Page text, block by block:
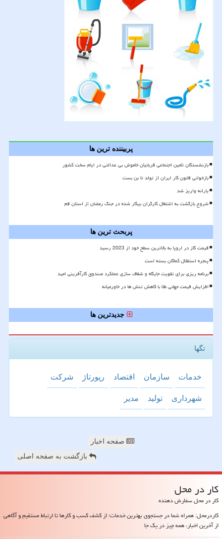
پربیننده ترین ها
بازنشستگان تأمین اجتماعی قربانیان خاموش بی عدالتی در ایام سخت کشور
بازخوانی قانون کار ایران از تولد تا بن بست
یارانه واریز شد
شروع بازگشت به اشتغال کارگران بیکار شده در جنگ رمضان از استان قم
پربحث ترین ها
قیمت گاز در اروپا به بالاترین سطح خود از 2023 رسید
پنجره استقلال کماکان بسته است
برنامه ریزی برای تقویت جایگاه و شفاف سازی عملکرد صندوق کارآفرینی امید
افزایش قیمت جهانی طلا با کاهش تنش ها در خاورمیانه
جدیدترین ها
تگها
خدمات سازمان اقتصاد رپورتاژ شركت
شهرداری تولید مدیر
صفحه اخبار
بازگشت به صفحه اصلی
كار در محل
کار در محل سفارش دهنده
کاردرمحل: همراه شما در جستجوی بهترین خدمات؛ از کشف کسب و کارها تا ارتباط مستقیم و آگاهی
از آخرین اخبار، همه چیز در یک جا